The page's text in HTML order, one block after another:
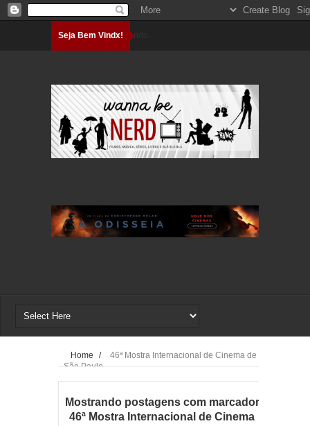
Seja Bem Vindx!Carregando...
Home /
46ª Mostra Internacional de Cinema de
São Paulo
Mostrando postagens com marcador
46ª Mostra Internacional de Cinema